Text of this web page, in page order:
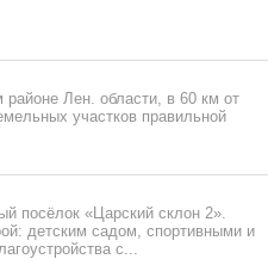
районе Лен. области, в 60 км от
участков правильной
посёлок «Царский склон 2».
детским садом, спортивными и
с...